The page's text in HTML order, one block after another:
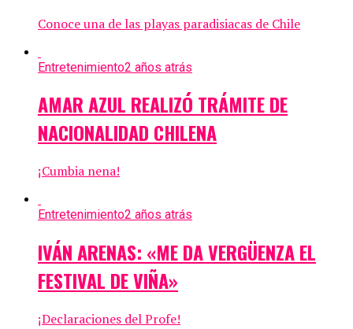
Conoce una de las playas paradisiacas de Chile
Entretenimiento2 años atrás
AMAR AZUL REALIZÓ TRÁMITE DE
NACIONALIDAD CHILENA
¡Cumbia nena!
Entretenimiento2 años atrás
IVÁN ARENAS: «ME DA VERGÜENZA EL
FESTIVAL DE VIÑA»
¡Declaraciones del Profe!